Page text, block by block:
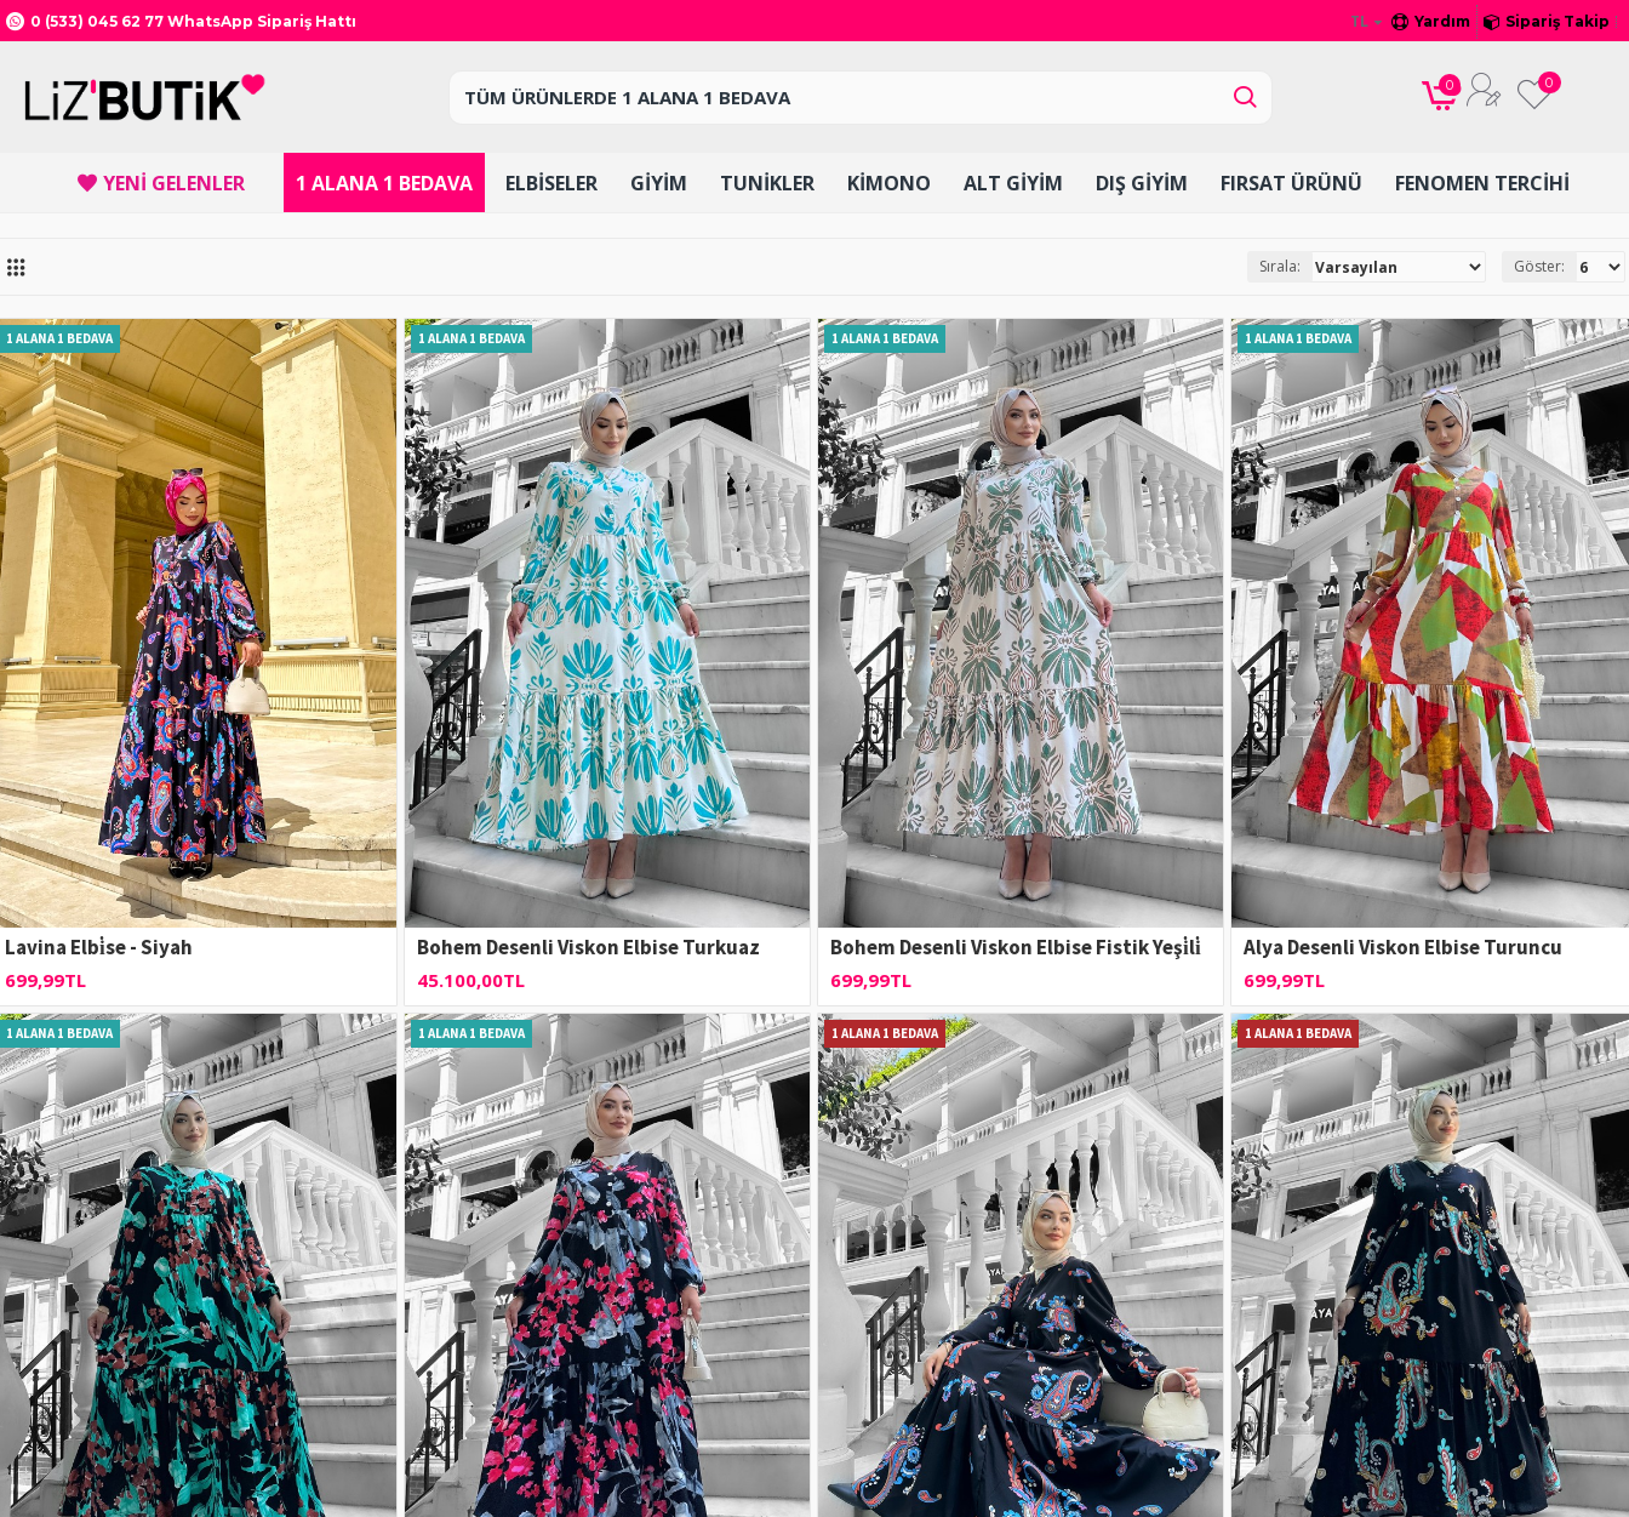
0 (533) 045 62 77 WhatsApp Sipariş Hattı TL Yardım Sipariş Takip
0
0
YENI GELENLER 1 ALANA 1 BEDAVA ELBISELER GIYIM TUNIKLER KIMONO ALT GIYIM DIŞ GIYIM FIRSAT ÜRÜNÜ FENOMEN TERCIHI
Sırala: Göster:
1 ALANA 1 BEDAVA
Lavina Elbi̇se - Siyah
699,99TL
1 ALANA 1 BEDAVA
Bohem Desenli Viskon Elbise Turkuaz
45.100,00TL
1 ALANA 1 BEDAVA
Bohem Desenli Viskon Elbise Fistik Yeşi̇li̇
699,99TL
1 ALANA 1 BEDAVA
Alya Desenli Viskon Elbise Turuncu
699,99TL
1 ALANA 1 BEDAVA 1 ALANA 1 BEDAVA 1 ALANA 1 BEDAVA 1 ALANA 1 BEDAVA